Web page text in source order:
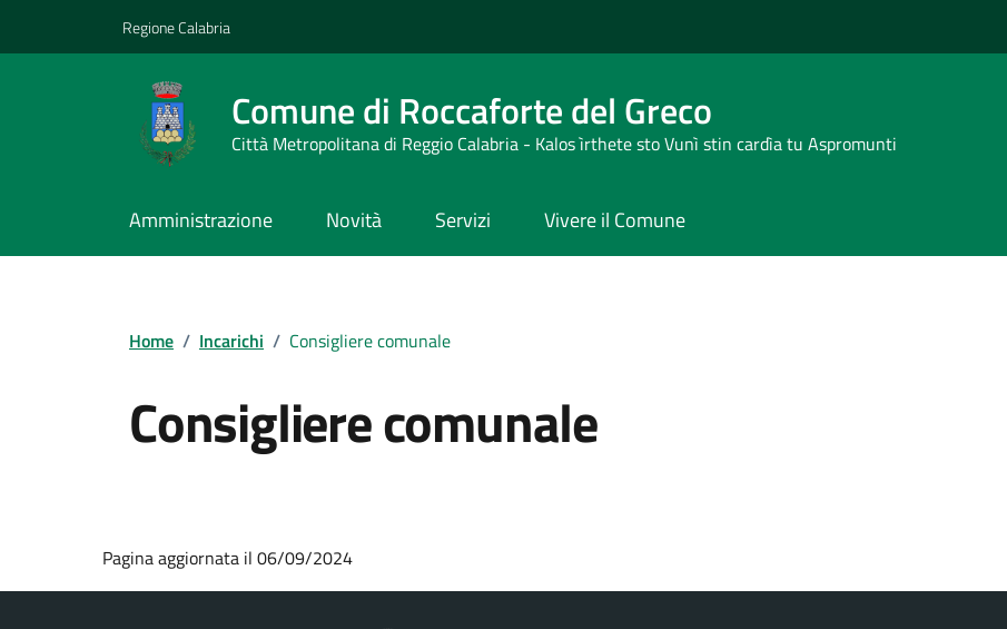
Regione Calabria
Comune di Roccaforte del Greco
Città Metropolitana di Reggio Calabria - Kalos ìrthete sto Vunì stin cardìa tu Aspromunti
Amministrazione Novità Servizi Vivere il Comune
Home / Incarichi / Consigliere comunale
Consigliere comunale
Pagina aggiornata il 06/09/2024